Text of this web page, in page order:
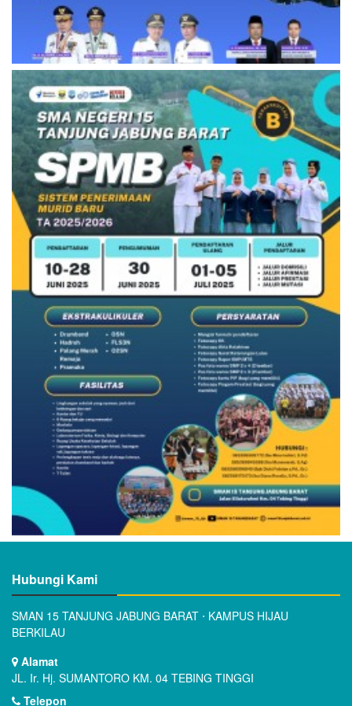
Hubungi Kami
SMAN 15 TANJUNG JABUNG BARAT ⋅ KAMPUS HIJAU
BERKILAU
Alamat
JL. Ir. Hj. SUMANTORO KM. 04 TEBING TINGGI
Telepon